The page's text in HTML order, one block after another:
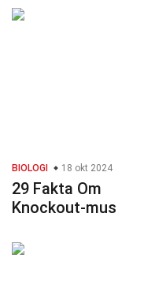
BIOLOGI 18 okt 2024
29 Fakta Om
Knockout-mus